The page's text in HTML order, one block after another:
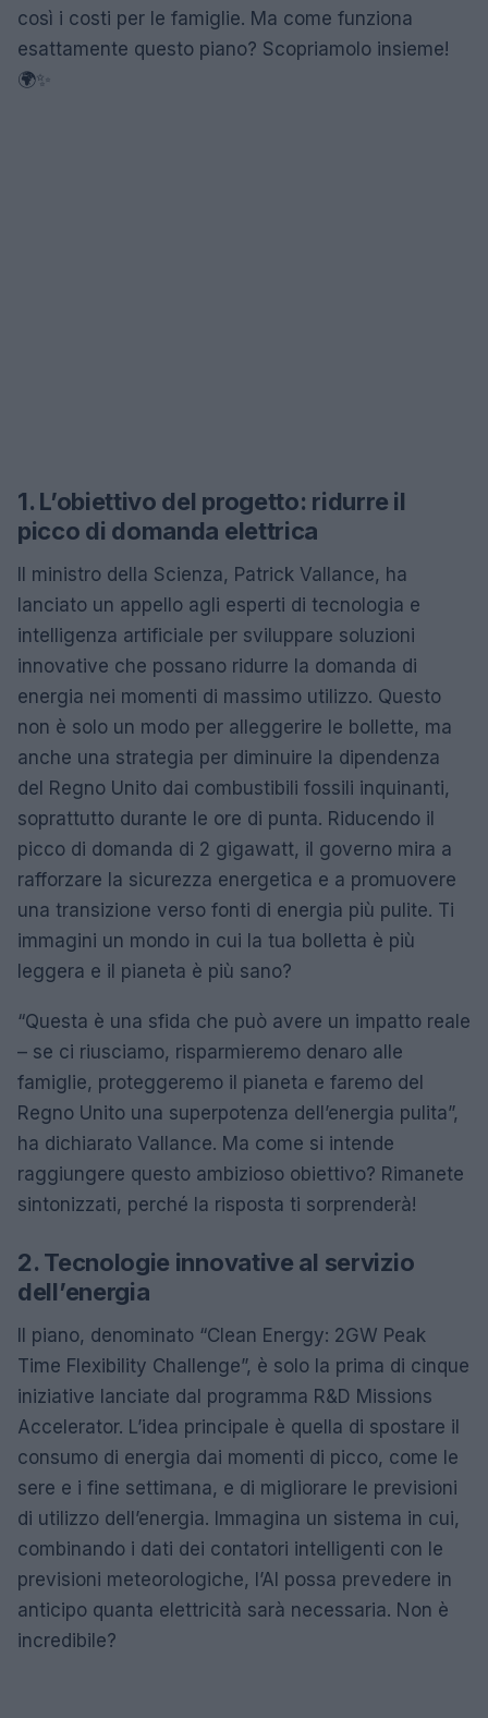
così i costi per le famiglie. Ma come funziona
esattamente questo piano? Scopriamolo insieme!
🌍✨
1. L’obiettivo del progetto: ridurre il
picco di domanda elettrica
Il ministro della Scienza, Patrick Vallance, ha
lanciato un appello agli esperti di tecnologia e
intelligenza artificiale per sviluppare soluzioni
innovative che possano ridurre la domanda di
energia nei momenti di massimo utilizzo. Questo
non è solo un modo per alleggerire le bollette, ma
anche una strategia per diminuire la dipendenza
del Regno Unito dai combustibili fossili inquinanti,
soprattutto durante le ore di punta. Riducendo il
picco di domanda di 2 gigawatt, il governo mira a
rafforzare la sicurezza energetica e a promuovere
una transizione verso fonti di energia più pulite. Ti
immagini un mondo in cui la tua bolletta è più
leggera e il pianeta è più sano?
“Questa è una sfida che può avere un impatto reale
– se ci riusciamo, risparmieremo denaro alle
famiglie, proteggeremo il pianeta e faremo del
Regno Unito una superpotenza dell’energia pulita”,
ha dichiarato Vallance. Ma come si intende
raggiungere questo ambizioso obiettivo? Rimanete
sintonizzati, perché la risposta ti sorprenderà!
2. Tecnologie innovative al servizio
dell’energia
Il piano, denominato “Clean Energy: 2GW Peak
Time Flexibility Challenge”, è solo la prima di cinque
iniziative lanciate dal programma R&D Missions
Accelerator. L’idea principale è quella di spostare il
consumo di energia dai momenti di picco, come le
sere e i fine settimana, e di migliorare le previsioni
di utilizzo dell’energia. Immagina un sistema in cui,
combinando i dati dei contatori intelligenti con le
previsioni meteorologiche, l’AI possa prevedere in
anticipo quanta elettricità sarà necessaria. Non è
incredibile?